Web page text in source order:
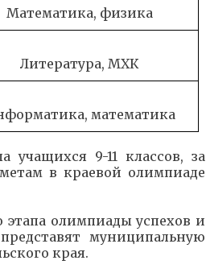
Математика, физика
Литература, МХК
математика
9-11 классов, за
в краевой олимпиаде
олимпиады успехов и
муниципальную
края.